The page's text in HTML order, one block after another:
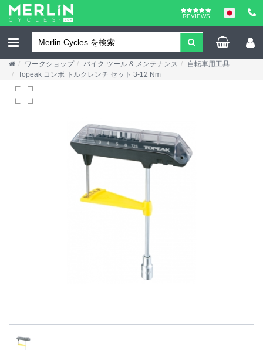
REVIEWS
ワークショップ バイク ツール & メンテナンス
自転車用工具
Topeak コンボ トルクレンチ セット 3-12 Nm